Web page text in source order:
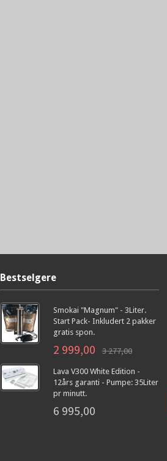
Bestselgere
Smokai "Magnum" - 3Liter.
Start Pack- Inkludert 2 pakker
gratis spon.
2 999,00 3 277,00
Lava V300 White Edition -
12års garanti - Pumpe: 35Liter
pr minutt.
6 995,00